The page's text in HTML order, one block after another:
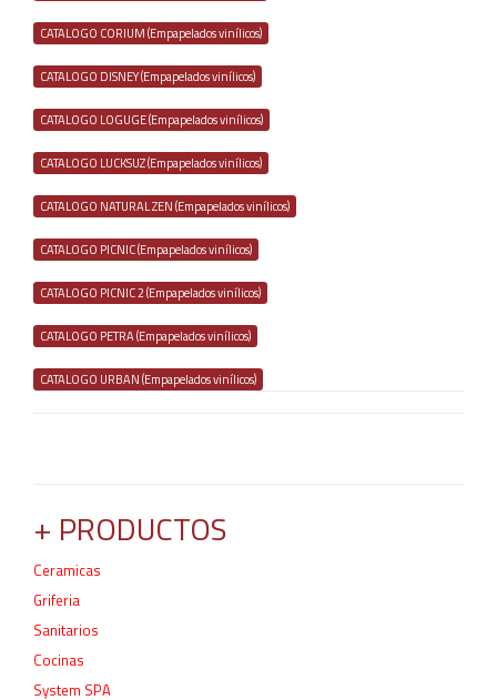
CATALOGO CORIUM (Empapelados vinílicos)
CATALOGO DISNEY (Empapelados vinílicos)
CATALOGO LOGUGE (Empapelados vinílicos)
CATALOGO LUCKSUZ (Empapelados vinílicos)
CATALOGO NATURAL ZEN (Empapelados vinílicos)
CATALOGO PICNIC (Empapelados vinílicos)
CATALOGO PICNIC 2 (Empapelados vinílicos)
CATALOGO PETRA (Empapelados vinílicos)
CATALOGO URBAN (Empapelados vinílicos)
+ PRODUCTOS
Ceramicas
Griferia
Sanitarios
Cocinas
System SPA